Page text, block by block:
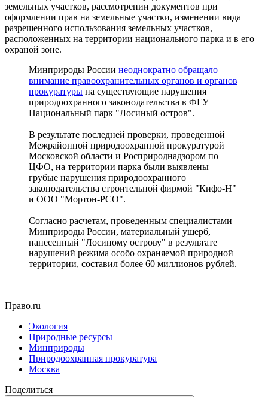
земельных участков, рассмотрении документов при
оформлении прав на земельные участки, изменении вида
разрешенного использования земельных участков,
расположенных на территории национального парка и в его
охраной зоне.
Минприроды России неоднократно обращало
внимание правоохранительных органов и органов
прокуратуры на существующие нарушения
природоохранного законодательства в ФГУ
Национальный парк "Лосиный остров".
В результате последней проверки, проведенной
Межрайонной природоохранной прокуратурой
Московской области и Росприроднадзором по
ЦФО, на территории парка были выявлены
грубые нарушения природоохранного
законодательства строительной фирмой "Кифо-Н"
и ООО "Мортон-РСО".
Согласно расчетам, проведенным специалистами
Минприроды России, материальный ущерб,
нанесенный "Лосиному острову" в результате
нарушений режима особо охраняемой природной
территории, составил более 60 миллионов рублей.
Право.ru
Экология
Природные ресурсы
Минприроды
Природоохранная прокуратура
Москва
Поделиться